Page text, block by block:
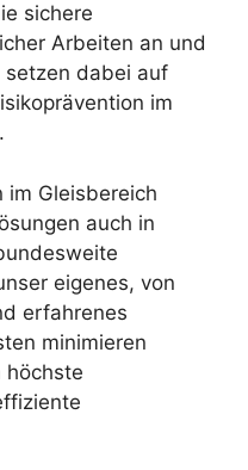
sichere
Arbeiten an und
setzen dabei auf
im
im Gleisbereich
auch in
eigenes, von
erfahrenes
minimieren
höchste